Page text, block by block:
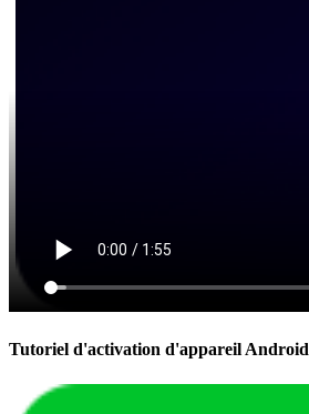
Tutoriel d'activation d'appareil Android